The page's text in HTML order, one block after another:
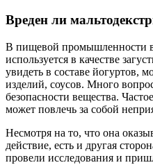
Вреден ли
В пищевой промышленности
используется в качестве
увидеть в составе йогуртов,
изделий, соусов. Много
безопасности вещества.
может повлечь за собой
Несмотря на то, что она
действие, есть и другая
провели исследования и